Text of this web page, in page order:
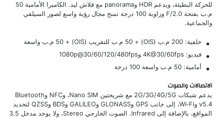
للحركة البطيئة، ويدعم HDR وpanorama مع فلاش ليد. الكاميرا الأمامية 50
م.ب بفتحة F/2.0 وزاوية 100 درجة تمنح مجال رؤية واسع لصور السيلفي
والجماعية.
خلفية: 200 م.ب (OIS) + 50 م.ب للتقريب (OIS) + 50 م.ب واسعة
فيديو: 4K@30/60fps و1080p@30/60/120/480fps
أمامية: 50 م.ب واسعة 100 درجة
الاتصالات والصوت
يدعم شبكات 2G/3G/4G/5G مع شريحتين Nano SIM، وNFC وBluetooth
v5.4 وWi‑Fi، إلى جانب GPS وGLONASS وGALILEO وBDS وQZSS لتحديد
المواقع، بالإضافة إلى Infrared. الصوت الخارجي Stereo، ولا يوجد مدخل 3.5